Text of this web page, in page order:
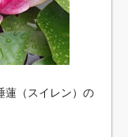
蓮（スイレン）の